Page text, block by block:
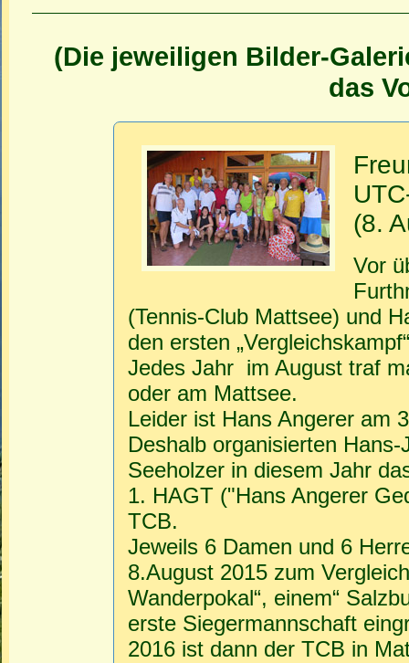
(Die jeweiligen Bilder-
das
(8.
Vor
(Tennis-Club Mattsee) und
den ersten
Jedes Jahr im August traf
oder am Mattsee.
Leider ist Hans Angerer am
Deshalb organisierten
Seeholzer in diesem Jahr
1. HAGT ("Hans Angerer
TCB.
Jeweils 6 Damen und 6
8.August 2015 zum
Wanderpokal“, einem“
erste Siegermannschaft
2016 ist dann der TCB in